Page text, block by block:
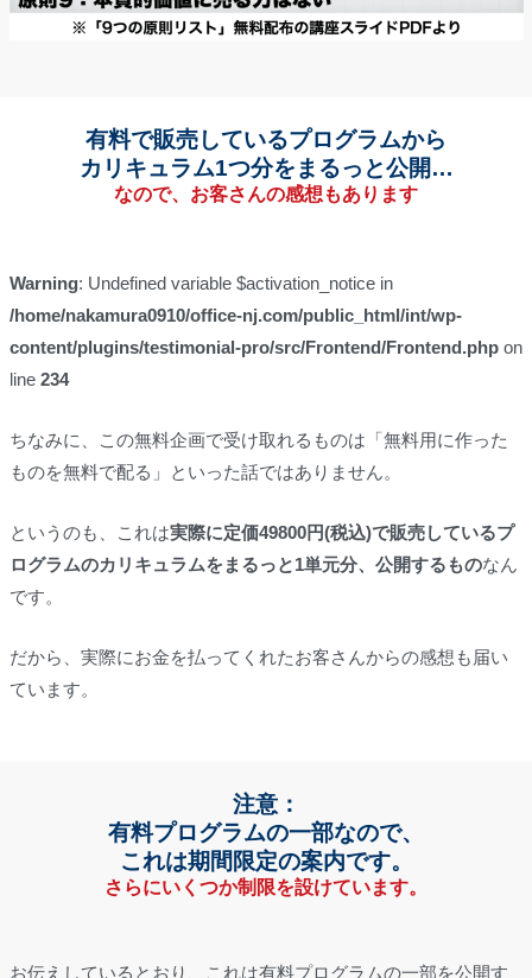
有料で販売しているプログラムから
カリキュラム1つ分をまるっと公開…
なので、お客さんの感想もあります
Warning: Undefined variable $activation_notice in
/home/nakamura0910/office-nj.com/public_html/int/wp-
content/plugins/testimonial-pro/src/Frontend/Frontend.phpon
line 234
ちなみに、この無料企画で受け取れるものは「無料用に作った
ものを無料で配る」といった話ではありません。
というのも、これは実際に定価49800円(税込)で販売しているプ
ログラムのカリキュラムをまるっと1単元分、公開するものなん
です。
だから、実際にお金を払ってくれたお客さんからの感想も届い
ています。
注意：
有料プログラムの一部なので、
これは期間限定の案内です。
さらにいくつか制限を設けています。
お伝えしているとおり、これは有料プログラムの一部を公開す